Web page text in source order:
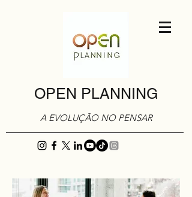
OPEN PLANNING
A EVOLUÇÃO NO PENSAR